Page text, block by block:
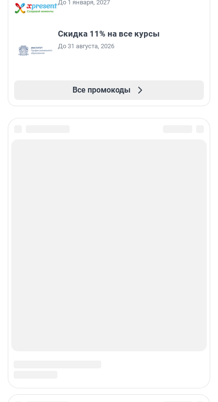
До 1 января, 2027
Скидка 11% на все курсы
До 31 августа, 2026
Все промокоды